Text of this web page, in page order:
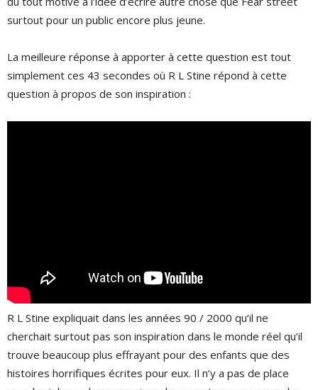
surtout pour un public encore plus jeune.
La meilleure réponse à apporter à cette question est tout
simplement ces 43 secondes où R L Stine répond à cette
question à propos de son inspiration :
R L Stine expliquait dans les années 90 / 2000 qu’il ne
cherchait surtout pas son inspiration dans le monde réel qu’il
trouve beaucoup plus effrayant pour des enfants que des
histoires horrifiques écrites pour eux. Il n’y a pas de place